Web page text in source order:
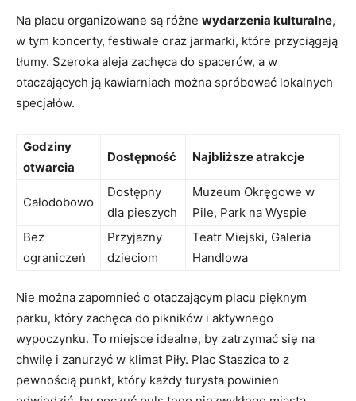
Na placu organizowane są różne wydarzenia kulturalne,
w tym koncerty, festiwale oraz jarmarki, które przyciągają
tłumy. Szeroka aleja ⁣zachęca do spacerów, ⁢a w
otaczających ją kawiarniach można spróbować​ lokalnych
specjałów.
Godziny
otwarcia
Dostępność Najbliższe⁤ atrakcje
Całodobowo
Dostępny
dla pieszych
Muzeum Okręgowe w
Pile, Park na Wyspie
Bez
ograniczeń
Przyjazny
dzieciom
Teatr​ Miejski, Galeria
Handlowa
Nie można zapomnieć o otaczającym ‍placu pięknym
parku, który zachęca ​do pikników i​ aktywnego
wypoczynku. To miejsce idealne, by zatrzymać się na ​
chwilę i zanurzyć w klimat Piły. Plac Staszica to z
pewnością punkt, który każdy turysta powinien